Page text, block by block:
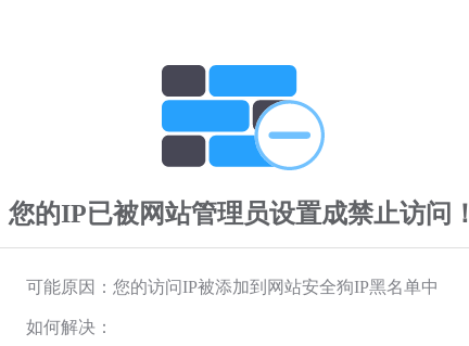
您的IP已被网站管理员设置成禁止访问！
可能原因：您的访问IP被添加到网站安全狗IP黑名单中
如何解决：